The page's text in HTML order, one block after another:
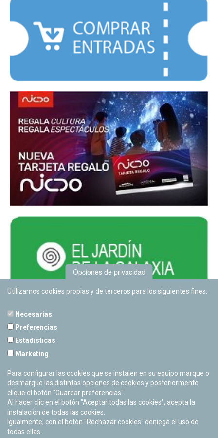
Cerrado Temporalmente
Opciones de privacidad
Utilizamos cookies propias y de terceros para los siguientes fines:
Necesarias
Preferencias
Estadísticas
Marketing
Para configurar las cookies que se instalen en su equipo marque o
desmarque las distintas opciones de cookies y posteriormente
clique el botón "Guardar preferencias".
Al hacer clic en el botón "Aceptar todas las cookies", acepta la
instalación de todas las cookies.
Igualmente, con el botón "Rechazar cookies" deniega el uso de
todas ellas.